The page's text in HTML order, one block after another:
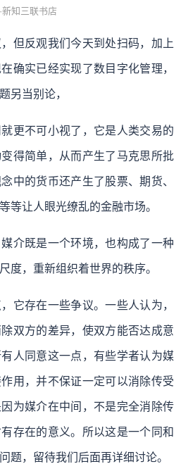
新知三联书店
但反观我们今天到处扫码，加上
确实已经实现了数目字化管理，
另当别论，
更不可小视了，它是人类交易的
得简单，从而产生了马克思所批
中的货币还产生了股票、期货、
等让人眼光缭乱的金融市场。
介既是一个环境，也构成了一种
度，重新组织着世界的秩序。
它存在一些争议。一些人认为，
双方的差异，使双方能否达成意
人同意这一点，有些学者认为媒
用，并不保证一定可以消除传受
为媒介在中间，不是完全消除传
存在的意义。所以这是一个同和
题，留待我们后面再详细讨论。